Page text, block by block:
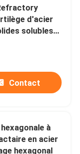
d'acier
solubles
Contact
à
en acier
hexagonal